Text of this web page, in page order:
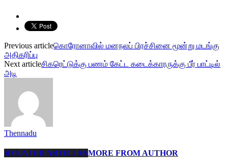
Previous articleகொரோனாவில் மனநலப் பிரச்சினை மூன்று மடங்கு
அதிகரிப்பு
Next articleசிகரெட்டுக்கு பணம் கேட்ட கடைக்காரருக்கு பீர் பாட்டில்
அடி
Thennadu
RELATED ARTICLESMORE FROM AUTHOR